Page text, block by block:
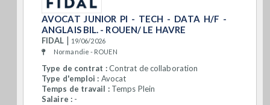
AVOCAT JUNIOR PI - TECH - DATA H/F -
ANGLAIS BIL. - ROUEN/ LE HAVRE
FIDAL | 19/06/2026
Normandie - ROUEN
Type de contrat :Contrat de collaboration
Type d'emploi : Avocat
Temps de travail :Temps Plein
Salaire :-